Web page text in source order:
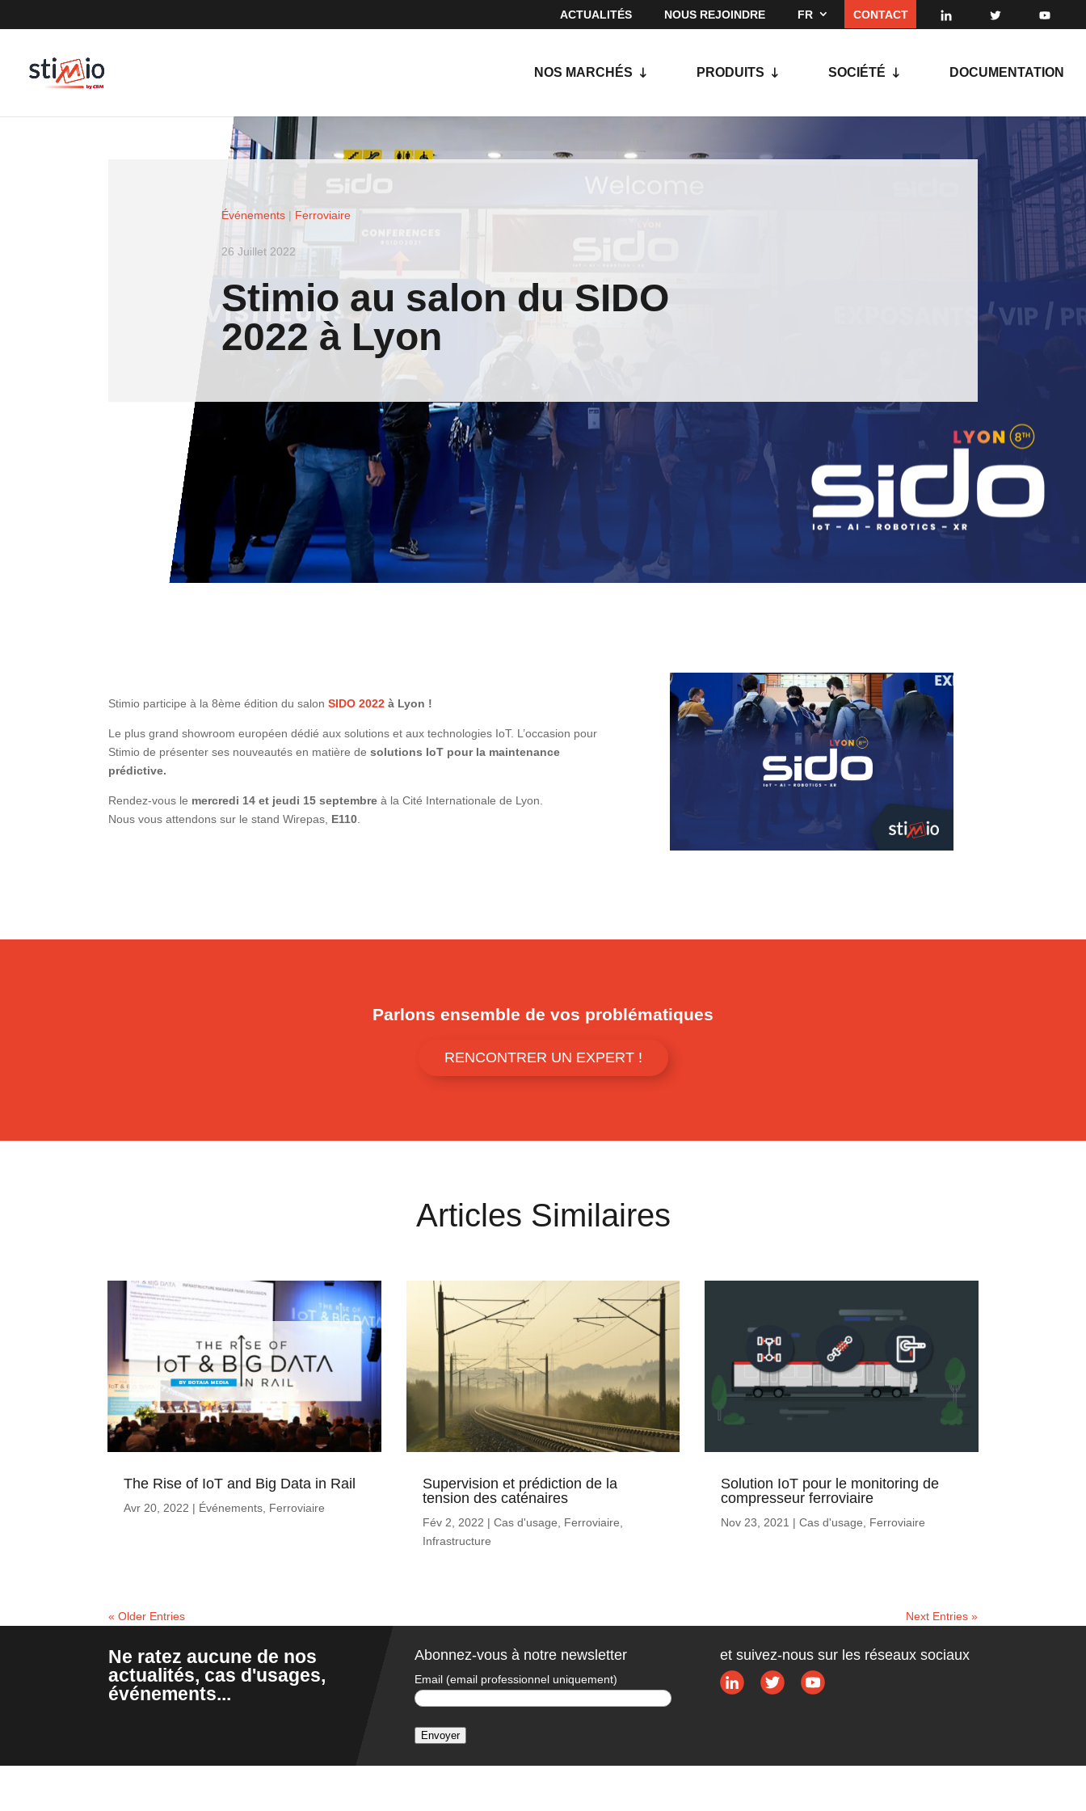
ACTUALITÉS NOUS REJOINDRE FR CONTACT
NOS MARCHÉS PRODUITS SOCIÉTÉ DOCUMENTATION
Événements | Ferroviaire
26 Juillet 2022
Stimio au salon du SIDO
2022 à Lyon
Stimio participe à la 8ème édition du salonSIDO 2022 à Lyon !
Le plus grand showroom européen dédié aux solutions et aux technologies IoT. L’occasion pour
Stimio de présenter ses nouveautés en matière desolutions IoT pour la maintenance
prédictive.
Rendez-vous le mercredi 14 et jeudi 15 septembre à la Cité Internationale de Lyon.
Nous vous attendons sur le stand Wirepas, E110
Parlons ensemble de vos problématiques
RENCONTRER UN EXPERT !
Articles Similaires
The Rise of IoT and Big Data in Rail
Avr 20, 2022 | Événements Ferroviaire
Supervision et prédiction de la
tension des caténaires
Fév 2, 2022 | Cas d'usage Ferroviaire
Infrastructure
Solution IoT pour le monitoring de
compresseur ferroviaire
Nov 23, 2021 | Cas d'usage Ferroviaire
« Older Entries Next Entries »
Ne ratez aucune de nos
actualités, cas d'usages,
événements...
Abonnez-vous à notre newsletter
Email (email professionnel uniquement)
Envoyer
et suivez-nous sur les réseaux sociaux